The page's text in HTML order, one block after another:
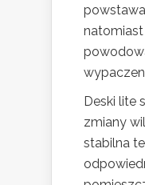
Deski lite
zmiany
stabilna